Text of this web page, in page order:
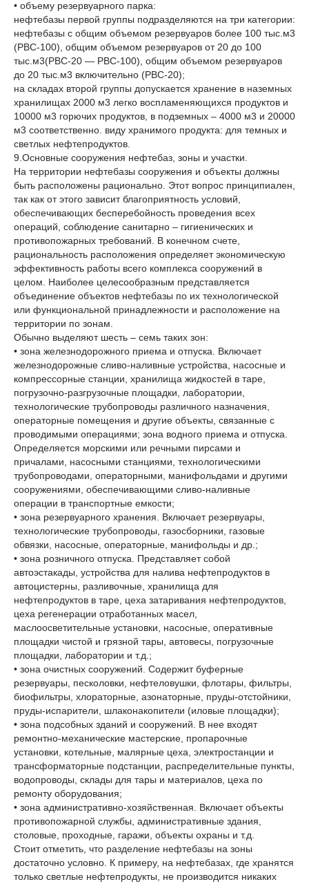
• объему резервуарного парка:
нефтебазы первой группы подразделяются на три категории:
нефтебазы с общим объемом резервуаров более 100 тыс.м3
(РВС-100), общим объемом резервуаров от 20 до 100
тыс.м3(РВС-20 — РВС-100), общим объемом резервуаров
до 20 тыс.м3 включительно (РВС-20);
на складах второй группы допускается хранение в наземных
хранилищах 2000 м3 легко воспламеняющихся продуктов и
10000 м3 горючих продуктов, в подземных – 4000 м3 и 20000
м3 соответственно. виду хранимого продукта: для темных и
светлых нефтепродуктов.
9.Основные сооружения нефтебаз, зоны и участки.
На территории нефтебазы сооружения и объекты должны
быть расположены рационально. Этот вопрос принципиален,
так как от этого зависит благоприятность условий,
обеспечивающих бесперебойность проведения всех
операций, соблюдение санитарно – гигиенических и
противопожарных требований. В конечном счете,
рациональность расположения определяет экономическую
эффективность работы всего комплекса сооружений в
целом. Наиболее целесообразным представляется
объединение объектов нефтебазы по их технологической
или функциональной принадлежности и расположение на
территории по зонам.
Обычно выделяют шесть – семь таких зон:
• зона железнодорожного приема и отпуска. Включает
железнодорожные сливо-наливные устройства, насосные и
компрессорные станции, хранилища жидкостей в таре,
погрузочно-разгрузочные площадки, лаборатории,
технологические трубопроводы различного назначения,
операторные помещения и другие объекты, связанные с
проводимыми операциями; зона водного приема и отпуска.
Определяется морскими или речными пирсами и
причалами, насосными станциями, технологическими
трубопроводами, операторными, манифольдами и другими
сооружениями, обеспечивающими сливо-наливные
операции в транспортные емкости;
• зона резервуарного хранения. Включает резервуары,
технологические трубопроводы, газосборники, газовые
обвязки, насосные, операторные, манифольды и др.;
• зона розничного отпуска. Представляет собой
автоэстакады, устройства для налива нефтепродуктов в
автоцистерны, разливочные, хранилища для
нефтепродуктов в таре, цеха затаривания нефтепродуктов,
цеха регенерации отработанных масел,
маслоосветительные установки, насосные, оперативные
площадки чистой и грязной тары, автовесы, погрузочные
площадки, лаборатории и т.д.;
• зона очистных сооружений. Содержит буферные
резервуары, песколовки, нефтеловушки, флотары, фильтры,
биофильтры, хлораторные, азонаторные, пруды-отстойники,
пруды-испарители, шлаконакопители (иловые площадки);
• зона подсобных зданий и сооружений. В нее входят
ремонтно-механические мастерские, пропарочные
установки, котельные, малярные цеха, электростанции и
трансформаторные подстанции, распределительные пункты,
водопроводы, склады для тары и материалов, цеха по
ремонту оборудования;
• зона административно-хозяйственная. Включает объекты
противопожарной службы, административные здания,
столовые, проходные, гаражи, объекты охраны и т.д.
Стоит отметить, что разделение нефтебазы на зоны
достаточно условно. К примеру, на нефтебазах, где хранятся
только светлые нефтепродукты, не производится никаких